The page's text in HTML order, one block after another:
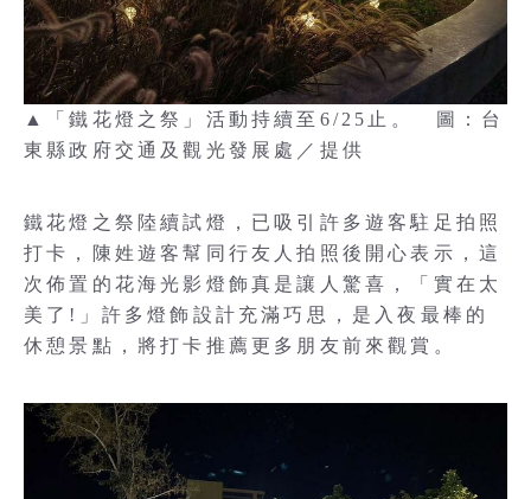
▲「鐵花燈之祭」活動持續至6/25止。 圖：台
東縣政府交通及觀光發展處／提供
鐵花燈之祭陸續試燈，已吸引許多遊客駐足拍照
打卡，陳姓遊客幫同行友人拍照後開心表示，這
次佈置的花海光影燈飾真是讓人驚喜，「實在太
美了!」許多燈飾設計充滿巧思，是入夜最棒的
休憩景點，將打卡推薦更多朋友前來觀賞。